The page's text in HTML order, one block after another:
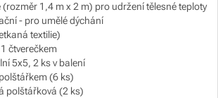
1,4 m x 2 m) pro udržení tělesné teploty
- pro umělé dýchání
textilie)
čtverečkem
5x5, 2 ks v balení
(6 ks)
polštářková (2 ks)